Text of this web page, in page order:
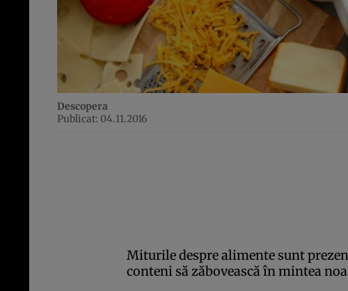
Descopera
Publicat: 04.11.2016
Miturile despre alimente sunt
conteni să zăbovească în mintea